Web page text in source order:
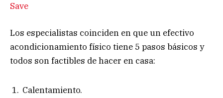
Save
Los especialistas coinciden en que un efectivo
acondicionamiento físico tiene 5 pasos básicos y
todos son factibles de hacer en casa:
Calentamiento.